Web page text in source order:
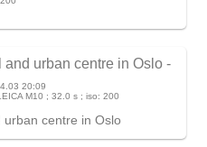
20:09
M10 ; 32.0 s ; iso: 200
centre in Oslo